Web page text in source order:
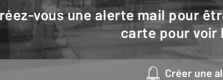
carte pour voir
Créer une